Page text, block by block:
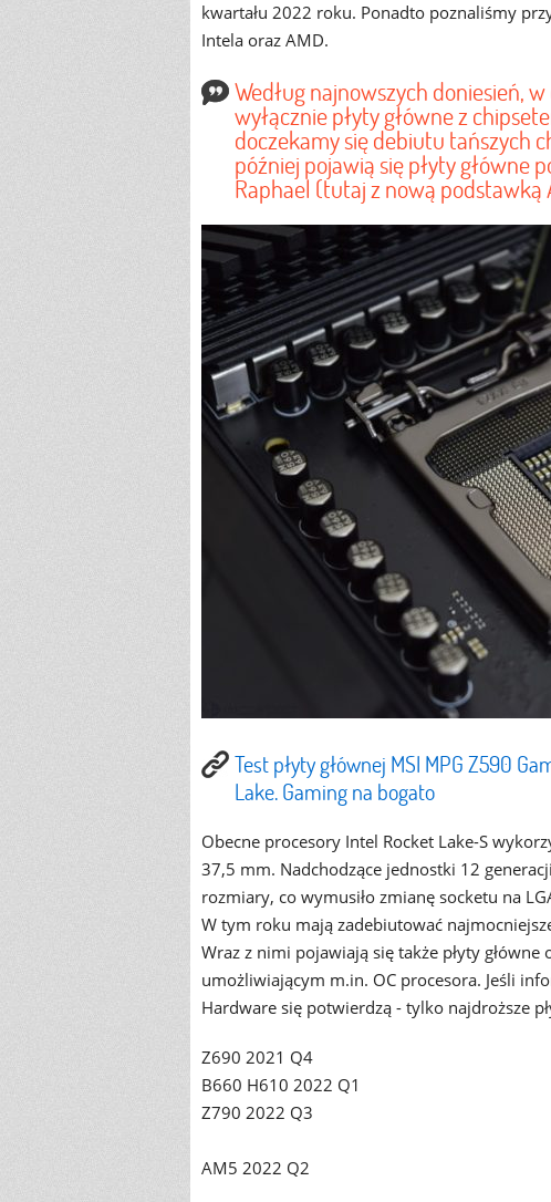
kwartału 2022 roku. Ponadto poznaliśmy
Intela oraz AMD.
Według najnowszych doniesień,
wyłącznie płyty główne z
doczekamy się debiutu tańszych
później pojawią się płyty główne
Raphael (tutaj z nową podstawką
Test płyty głównej MSI MPG Z590
Lake. Gaming na bogato
Obecne procesory Intel Rocket Lake-S
37,5 mm. Nadchodzące jednostki 12
rozmiary, co wymusiło zmianę socketu na
W tym roku mają zadebiutować
Wraz z nimi pojawiają się także płyty
umożliwiającym m.in. OC procesora. Jeśli
Hardware się potwierdzą - tylko najdroższe
Z690 2021 Q4
B660 H610 2022 Q1
Z790 2022 Q3
AM5 2022 Q2